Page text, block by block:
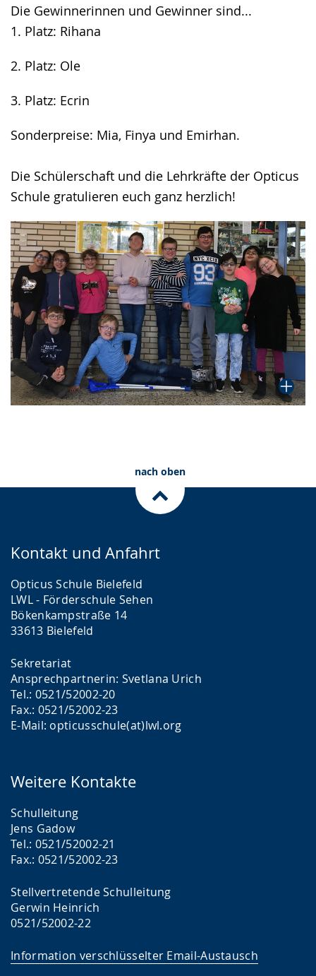
Die Gewinnerinnen und Gewinner sind...
1. Platz: Rihana
2. Platz: Ole
3. Platz: Ecrin
Sonderpreise: Mia, Finya und Emirhan.
Die Schülerschaft und die Lehrkräfte der Opticus
Schule gratulieren euch ganz herzlich!
nach oben
Kontakt und Anfahrt
Opticus Schule Bielefeld
LWL - Förderschule Sehen
Bökenkampstraße 14
33613 Bielefeld
Sekretariat
Ansprechpartnerin: Svetlana Urich
Tel.: 0521/52002-20
Fax.: 0521/52002-23
E-Mail: opticusschule(at)lwl.org
Weitere Kontakte
Schulleitung
Jens Gadow
Tel.: 0521/52002-21
Fax.: 0521/52002-23
Stellvertretende Schulleitung
Gerwin Heinrich
0521/52002-22
Information verschlüsselter Email-Austausch